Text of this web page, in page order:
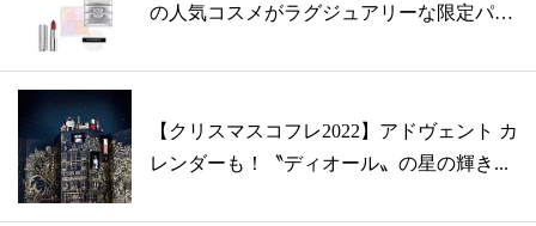
の人気コスメがラグジュアリーな限定パ
【クリスマスコフレ2022】アドヴェント カ
レンダーも！〝ディオール〟の星の輝き...